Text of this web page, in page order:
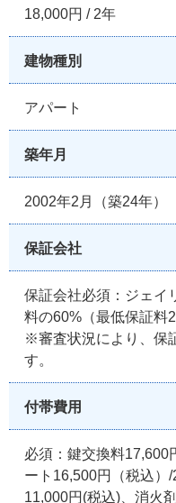
18,000円 / 2年
建物種別
アパート
築年月
2002年2月（築24年）
保証会社
保証会社必須：ジェ
料の60%（最低保証料
※審査状況により、保
す。
付帯費用
必須：鍵交換料17,600
ート16,500円（税込）
11,000円(税込)、消火